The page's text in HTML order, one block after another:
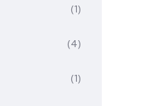
(1)
(4)
(1)